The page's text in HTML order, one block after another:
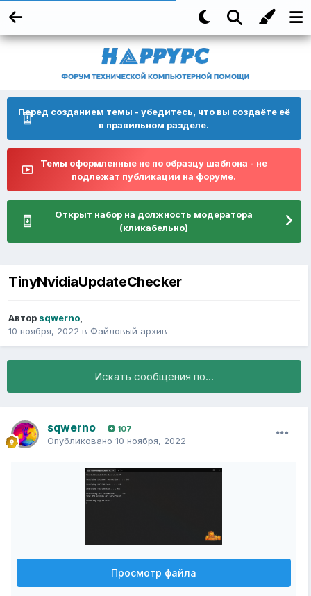
Перед созданием темы - убедитесь, что вы создаёте её
в правильном разделе.
Темы оформленные не по образцу шаблона - не
подлежат публикации на форуме.
Открыт набор на должность модератора
(кликабельно)
TinyNvidiaUpdateChecker
Автор sqwerno,
10 ноября, 2022 в Файловый архив
Искать сообщения по...
sqwerno 107
Опубликовано 10 ноября, 2022
Просмотр файла